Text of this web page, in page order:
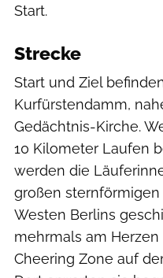
Start.
Strecke
Start und Ziel
Kurfürstendamm,
Gedächtnis-Kirche.
10 Kilometer Laufen
werden die
großen
Westen Berlins
mehrmals am
Cheering Zone auf